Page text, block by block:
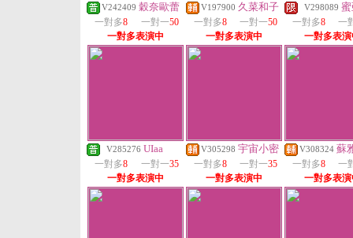
V242409 穀奈歐蕾
一對多8 一對一50
一對多表演中
V197900 久菜和子
一對多8 一對一50
一對多表演中
V298089
一對多8
一
一對多表
V285276 UIaa
一對多8 一對一35
一對多表演中
V305298 宇宙小密
一對多8 一對一35
一對多表演中
V308324 蘇
一對多8
一
一對多表